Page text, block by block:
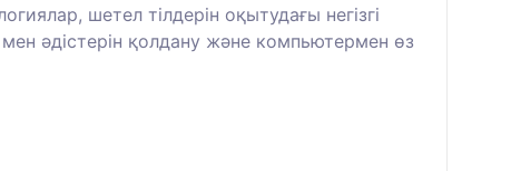
шетел тілдерін оқытудағы негізгі
әдістерін қолдану және компьютермен өз